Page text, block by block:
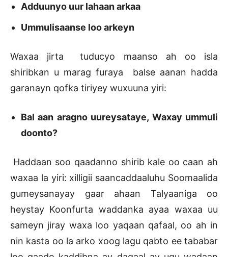
Adduunyo uur lahaan arkaa
Ummulisaanse loo arkeyn
Waxaa jirta tuducyo maanso ah oo isla
shiribkan u marag furaya balse aanan hadda
garanayn qofka tiriyey wuxuuna yiri:
Bal aan aragno uureysataye, Waxay ummuli
doonto?
Haddaan soo qaadanno shirib kale oo caan ah
waxaa la yiri: xilligii saancaddaaluhu Soomaalida
gumeysanayay gaar ahaan Talyaaniga oo
heystay Koonfurta waddanka ayaa waxaa uu
sameyn jiray waxa loo yaqaan qafaal, oo ah in
nin kasta oo la arko xoog lagu qabto ee tababar